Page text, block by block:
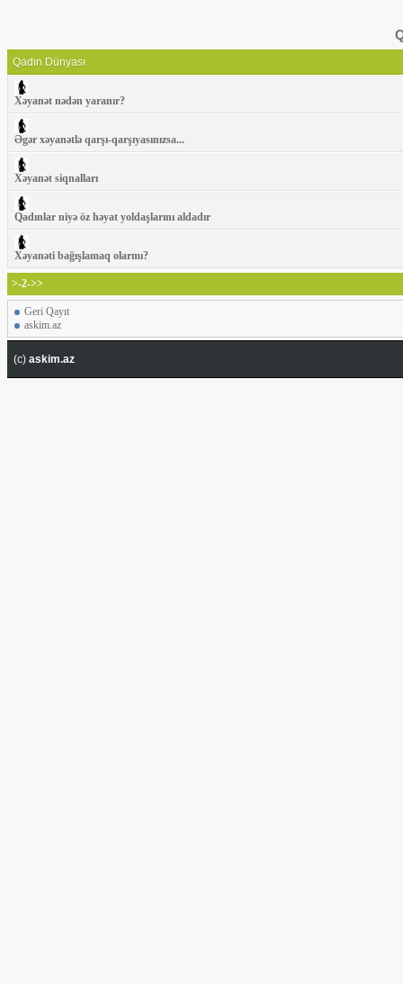
Qadın Dünyası
Xəyanət nədən yaranır?
Əgər xəyanətlə qarşı-qarşıyasınızsa...
Xəyanət siqnalları
Qadınlar niyə öz həyat yoldaşlarını aldadır
Xəyanəti bağışlamaq olarmı?
>-2->>
Geri Qayıt
askim.az
(c) askim.az